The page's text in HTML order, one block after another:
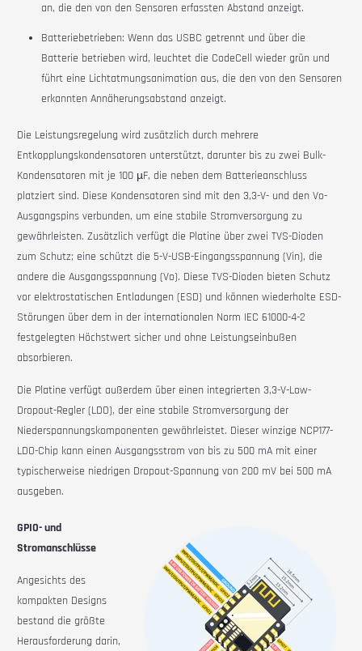
an, die den von den Sensoren erfassten Abstand anzeigt.
Batteriebetrieben: Wenn das USBC getrennt und über die
Batterie betrieben wird, leuchtet die CodeCell wieder grün und
führt eine Lichtatmungsanimation aus, die den von den Sensoren
erkannten Annäherungsabstand anzeigt.
Die Leistungsregelung wird zusätzlich durch mehrere
Entkopplungskondensatoren unterstützt, darunter bis zu zwei Bulk-
Kondensatoren mit je 100 µF, die neben dem Batterieanschluss
platziert sind. Diese Kondensatoren sind mit den 3,3-V- und den Vo-
Ausgangspins verbunden, um eine stabile Stromversorgung zu
gewährleisten. Zusätzlich verfügt die Platine über zwei TVS-Dioden
zum Schutz; eine schützt die 5-V-USB-Eingangsspannung (Vin), die
andere die Ausgangsspannung (Vo). Diese TVS-Dioden bieten Schutz
vor elektrostatischen Entladungen (ESD) und können wiederholte ESD-
Störungen über dem in der internationalen Norm IEC 61000-4-2
festgelegten Höchstwert sicher und ohne Leistungseinbußen
absorbieren.
Die Platine verfügt außerdem über einen integrierten 3,3-V-Low-
Dropout-Regler (LDO), der eine stabile Stromversorgung der
Niederspannungskomponenten gewährleistet. Dieser winzige NCP177-
LDO-Chip kann einen Ausgangsstrom von bis zu 500 mA mit einer
typischerweise niedrigen Dropout-Spannung von 200 mV bei 500 mA
ausgeben.
GPIO- und
Stromanschlüsse
Angesichts des
kompakten Designs
bestand die größte
Herausforderung darin,